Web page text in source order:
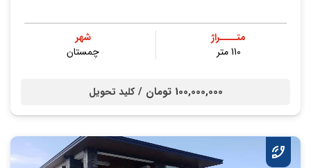
متــــراژ
110 متر
شهر
چمستان
100,000,000 تومان / کلید تحویل